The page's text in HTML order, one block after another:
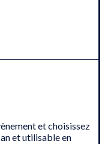
et choisissez
et utilisable en